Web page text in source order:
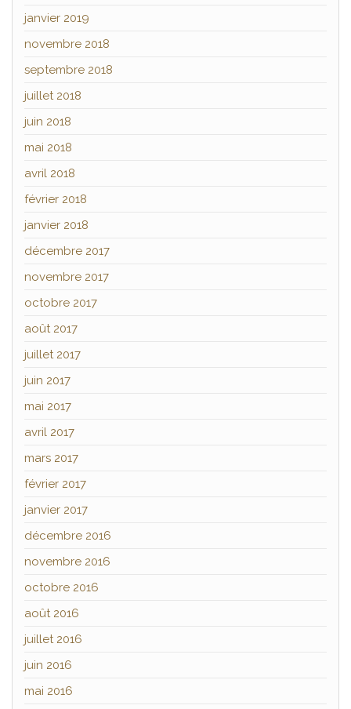
janvier 2019
novembre 2018
septembre 2018
juillet 2018
juin 2018
mai 2018
avril 2018
février 2018
janvier 2018
décembre 2017
novembre 2017
octobre 2017
août 2017
juillet 2017
juin 2017
mai 2017
avril 2017
mars 2017
février 2017
janvier 2017
décembre 2016
novembre 2016
octobre 2016
août 2016
juillet 2016
juin 2016
mai 2016